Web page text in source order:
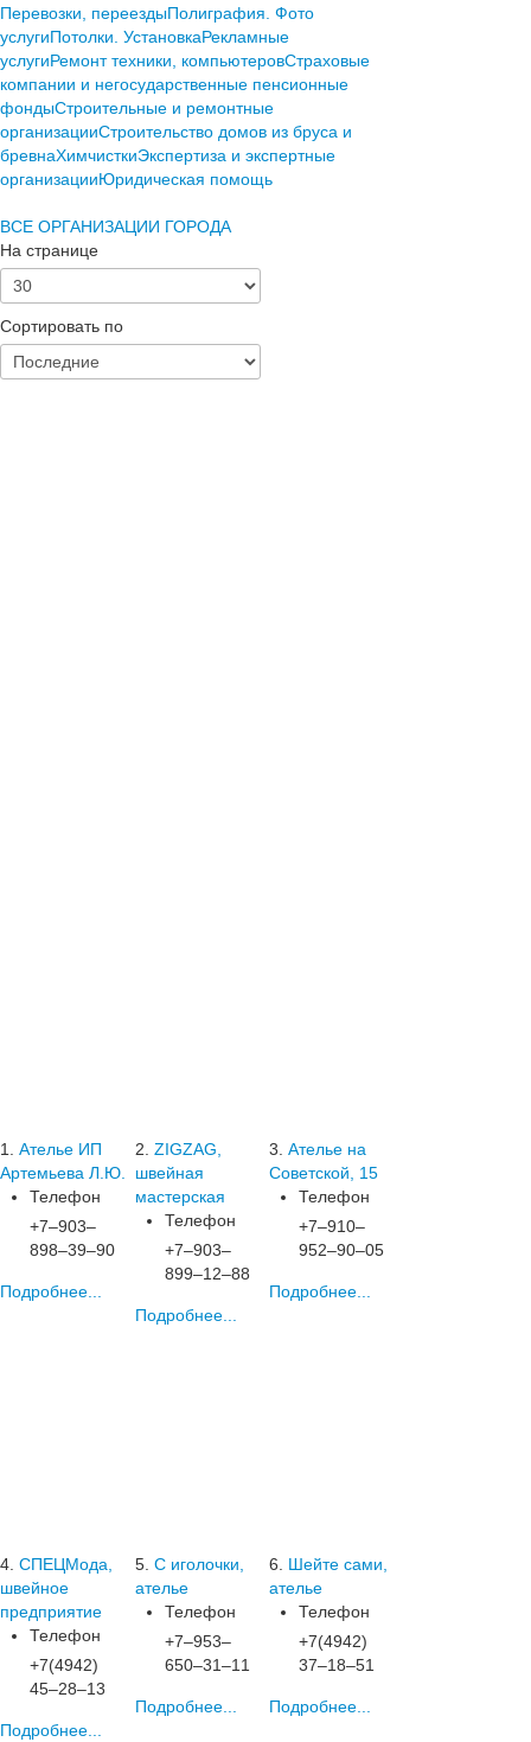
Перевозки, переездыПолиграфия. Фото
услугиПотолки. УстановкаРекламные
услугиРемонт техники, компьютеровСтраховые
компании и негосударственные пенсионные
фондыСтроительные и ремонтные
организацииСтроительство домов из бруса и
бревнаХимчисткиЭкспертиза и экспертные
организацииЮридическая помощь
ВСЕ ОРГАНИЗАЦИИ ГОРОДА
На странице
Сортировать по
1.
Ателье ИП
Артемьева Л.Ю.
Телефон
+7‒903‒
898‒39‒90
Подробнее...
2. ZIGZAG,
швейная
мастерская
Телефон
+7‒903‒
899‒12‒88
Подробнее...
3. Ателье на
Советской, 15
Телефон
+7‒910‒
952‒90‒05
Подробнее...
4. СПЕЦМода,
швейное
предприятие
Телефон
+7(4942)
45‒28‒13
Подробнее...
5. С иголочки,
ателье
Телефон
+7‒953‒
650‒31‒11
Подробнее...
6.
Шейте сами,
ателье
Телефон
+7(4942)
37‒18‒51
Подробнее...